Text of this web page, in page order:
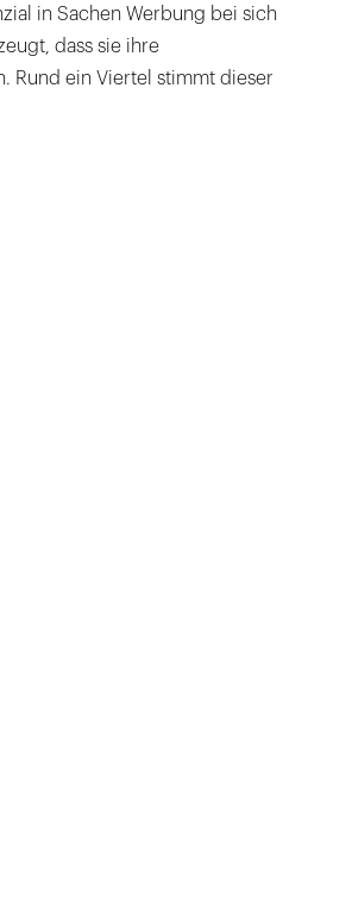
in Sachen Werbung bei sich
dass sie ihre
Rund ein Viertel stimmt dieser